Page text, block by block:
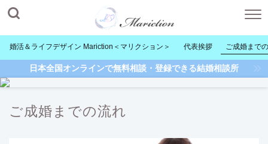
婚活＆ライフデザイン Mariction＜マリクション＞ 代表挨拶 ご成婚まで
日本全国オンラインで無料相談・登録できる結婚相談所
ご成婚までの流れ